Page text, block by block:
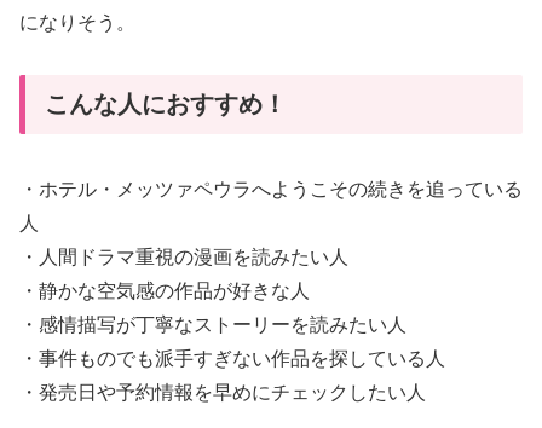
になりそう。
こんな人におすすめ！
・ホテル・メッツァペウラへようこその続きを追っている
人
・人間ドラマ重視の漫画を読みたい人
・静かな空気感の作品が好きな人
・感情描写が丁寧なストーリーを読みたい人
・事件ものでも派手すぎない作品を探している人
・発売日や予約情報を早めにチェックしたい人